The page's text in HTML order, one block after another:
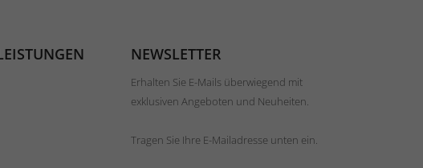
NEWSLETTER
Erhalten Sie E-Mails überwiegend mit
exklusiven Angeboten und Neuheiten.
Tragen Sie Ihre E-Mailadresse unten ein.